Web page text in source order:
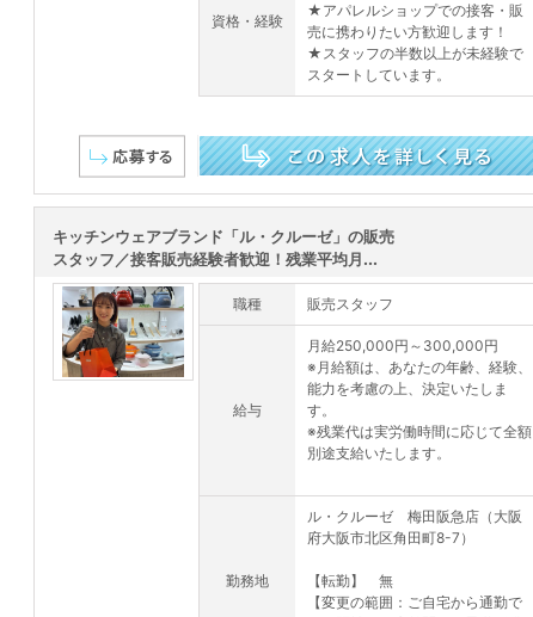
資格・経験
★アパレルショップでの接客・販
売に携わりたい方歓迎します！
★スタッフの半数以上が未経験で
スタートしています。
キッチンウェアブランド「ル・クルーゼ」の販売
スタッフ／接客販売経験者歓迎！残業平均月...
職種 販売スタッフ
給与
月給250,000円～300,000円
※月給額は、あなたの年齢、経験、
能力を考慮の上、決定いたしま
す。
※残業代は実労働時間に応じて全額
別途支給いたします。
勤務地
ル・クルーゼ 梅田阪急店（大阪
府大阪市北区角田町8-7）
【転勤】 無
【変更の範囲：ご自宅から通勤で